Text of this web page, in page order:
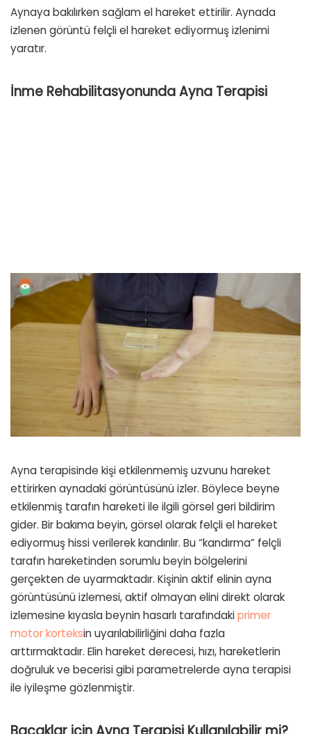
Aynaya bakılırken sağlam el hareket ettirilir. Aynada
izlenen görüntü felçli el hareket ediyormuş izlenimi
yaratır.
İnme Rehabilitasyonunda Ayna Terapisi
Ayna terapisinde kişi etkilenmemiş uzvunu hareket
ettirirken aynadaki görüntüsünü izler. Böylece beyne
etkilenmiş tarafın hareketi ile ilgili görsel geri bildirim
gider. Bir bakıma beyin, görsel olarak felçli el hareket
ediyormuş hissi verilerek kandırılır. Bu “kandırma” felçli
tarafın hareketinden sorumlu beyin bölgelerini
gerçekten de uyarmaktadır. Kişinin aktif elinin ayna
görüntüsünü izlemesi, aktif olmayan elini direkt olarak
izlemesine kıyasla beynin hasarlı tarafındakiprimer
motor korteksin uyarılabilirliğini daha fazla
arttırmaktadır. Elin hareket derecesi, hızı, hareketlerin
doğruluk ve becerisi gibi parametrelerde ayna terapisi
ile iyileşme gözlenmiştir.